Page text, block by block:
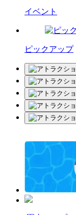
イベント
ピックアップ